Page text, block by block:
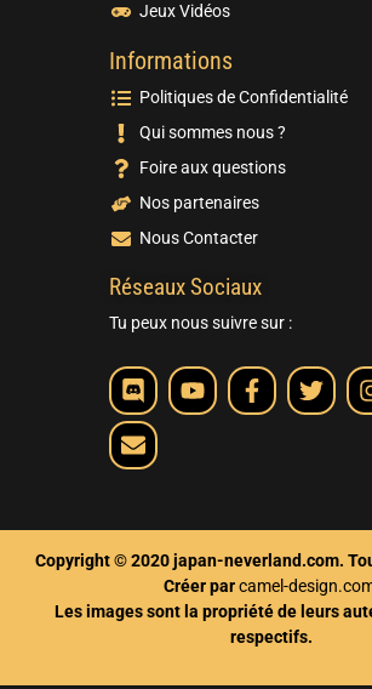
Jeux Vidéos
Informations
Politiques de Confidentialité
Qui sommes nous ?
Foire aux questions
Nos partenaires
Nous Contacter
Réseaux Sociaux
Tu peux nous suivre sur :
Copyright © 2020 japan-neverland.com.
Créer parcamel-
Les images sont la propriété de leurs
respectifs.